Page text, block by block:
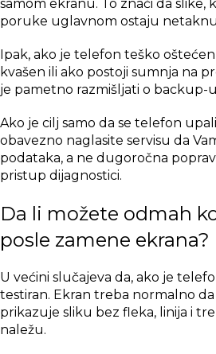
samom ekranu. To znači da slike,
poruke uglavnom ostaju
Ipak, ako je telefon teško
kvašen ili ako postoji sumnja na
je pametno razmišljati o backup-
Ako je cilj samo da se telefon
obavezno naglasite servisu da
podataka, a ne dugoročna
pristup dijagnostici.
Da li možete odmah
posle zamene ekrana?
U većini slučajeva da, ako je
testiran. Ekran treba normalno
prikazuje sliku bez fleka, linija i
naležu.